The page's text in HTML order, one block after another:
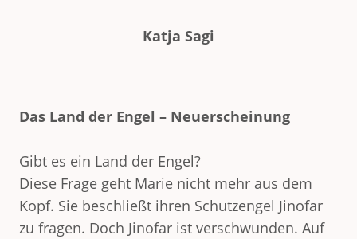
Katja Sagi
Das Land der Engel – Neuerscheinung
Gibt es ein Land der Engel?
Diese Frage geht Marie nicht mehr aus dem
Kopf. Sie beschließt ihren Schutzengel Jinofar
zu fragen. Doch Jinofar ist verschwunden. Auf